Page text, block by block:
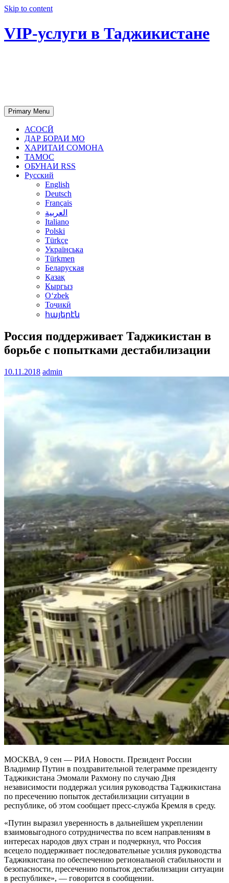
Skip to content
VIP-услуги в Таджикистане
Primary Menu
АСОСӢ
ДАР БОРАИ МО
ХАРИТАИ СОМОНА
ТАМОС
ОБУНАИ RSS
Русский
English
Deutsch
Français
العربية
Italiano
Polski
Türkçe
Українська
Türkmen
Беларуская
Қазақ
Кыргыз
Oʻzbek
Тоҷикӣ
հայերէն
Россия поддерживает Таджикистан в
борьбе с попытками дестабилизации
10.11.2018 admin
МОСКВА, 9 сен — РИА Новости. Президент России
Владимир Путин в поздравительной телеграмме президенту
Таджикистана Эмомали Рахмону по случаю Дня
независимости поддержал усилия руководства Таджикистана
по пресечению попыток дестабилизации ситуации в
республике, об этом сообщает пресс-служба Кремля в среду.
«Путин выразил уверенность в дальнейшем укреплении
взаимовыгодного сотрудничества по всем направлениям в
интересах народов двух стран и подчеркнул, что Россия
всецело поддерживает последовательные усилия руководства
Таджикистана по обеспечению региональной стабильности и
безопасности, пресечению попыток дестабилизации ситуации
в республике», — говорится в сообщении.